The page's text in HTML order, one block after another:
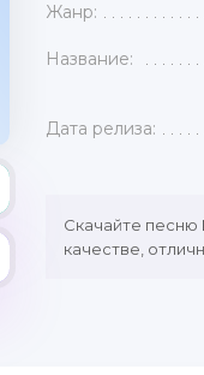
Жанр:
Название:
Дата релиза:
Скачайте песню
качестве,